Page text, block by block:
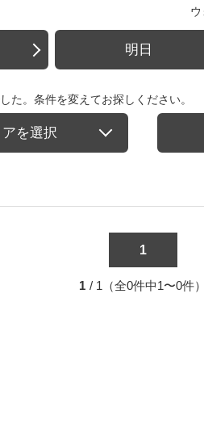
明日
た。条件を変えてお探しください。
を選択
1
1 / 1（全0件中1〜0件）